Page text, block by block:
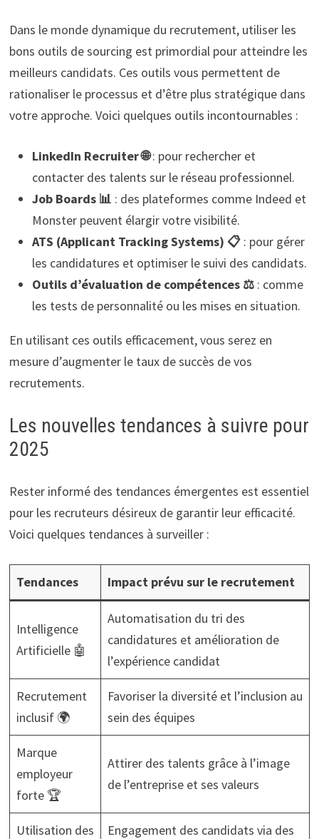
Dans le monde dynamique du recrutement, utiliser les
bons outils de sourcing est primordial pour atteindre les
meilleurs candidats. Ces outils vous permettent de
rationaliser le processus et d’être plus stratégique dans
votre approche. Voici quelques outils incontournables :
LinkedIn Recruiter 🌐: pour rechercher et
contacter des talents sur le réseau professionnel.
Job Boards 📊 : des plateformes comme Indeed et
Monster peuvent élargir votre visibilité.
ATS (Applicant Tracking Systems) 📋: pour gérer
les candidatures et optimiser le suivi des candidats.
Outils d’évaluation de compétences ⚖️: comme
les tests de personnalité ou les mises en situation.
En utilisant ces outils efficacement, vous serez en
mesure d’augmenter le taux de succès de vos
recrutements.
Les nouvelles tendances à suivre pour
2025
Rester informé des tendances émergentes est essentiel
pour les recruteurs désireux de garantir leur efficacité.
Voici quelques tendances à surveiller :
Tendances Impact prévu sur le recrutement
Intelligence
Artificielle 🤖
Automatisation du tri des
candidatures et amélioration de
l’expérience candidat
Recrutement
inclusif 🌍
Favoriser la diversité et l’inclusion au
sein des équipes
Marque
employeur
forte 🏆
Attirer des talents grâce à l’image
de l’entreprise et ses valeurs
Utilisation des
Engagement des candidats via des